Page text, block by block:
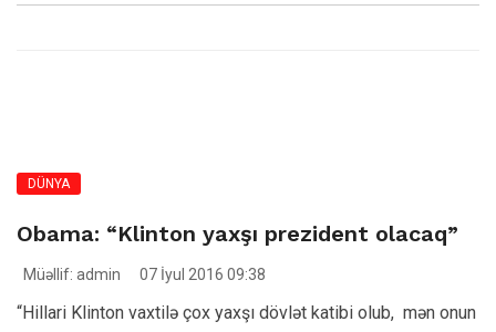
DÜNYA
Obama: “Klinton yaxşı prezident olacaq”
Müəllif: admin 07 İyul 2016 09:38
“Hillari Klinton vaxtilə çox yaxşı dövlət katibi olub, mən onun